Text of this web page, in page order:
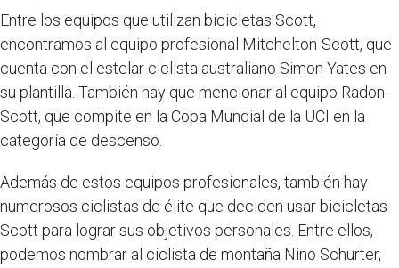
Entre los equipos que utilizan bicicletas Scott,
encontramos al equipo profesional Mitchelton-Scott, que
cuenta con el estelar ciclista australiano Simon Yates en
su plantilla. También hay que mencionar al equipo Radon-
Scott, que compite en la Copa Mundial de la UCI en la
categoría de descenso.
Además de estos equipos profesionales, también hay
numerosos ciclistas de élite que deciden usar bicicletas
Scott para lograr sus objetivos personales. Entre ellos,
podemos nombrar al ciclista de montaña Nino Schurter,